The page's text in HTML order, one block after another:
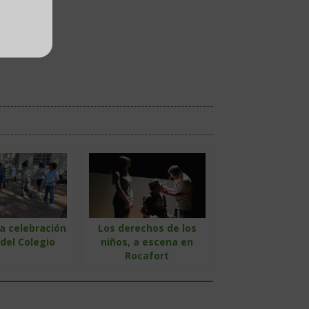
celebración
Colegio
Los derechos de los
niños, a escena en
Rocafort